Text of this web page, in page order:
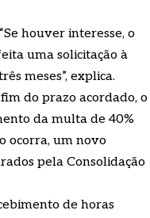
houver interesse, o
uma solicitação à
meses”, explica.
do prazo acordado, o
da multa de 40%
ocorra, um novo
pela Consolidação
de horas